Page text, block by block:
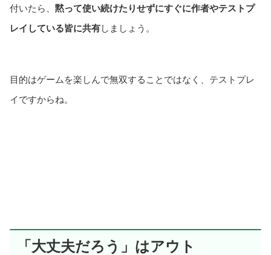
付いたら、 黙って使い続けたりせずにすぐに作者やテストプ
レイしている皆に共有しましょう。
目的はゲームを楽しんで無双することではなく、テストプレ
イですからね。
「大丈夫だろう」はアウト